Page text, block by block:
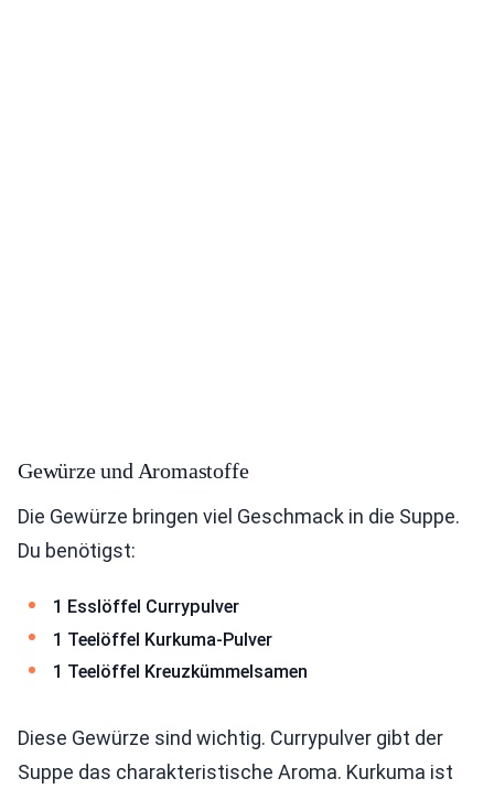
Gewürze und Aromastoffe
Die Gewürze bringen viel Geschmack in die Suppe.
Du benötigst:
1 Esslöffel Currypulver
1 Teelöffel Kurkuma-Pulver
1 Teelöffel Kreuzkümmelsamen
Diese Gewürze sind wichtig. Currypulver gibt der
Suppe das charakteristische Aroma. Kurkuma ist